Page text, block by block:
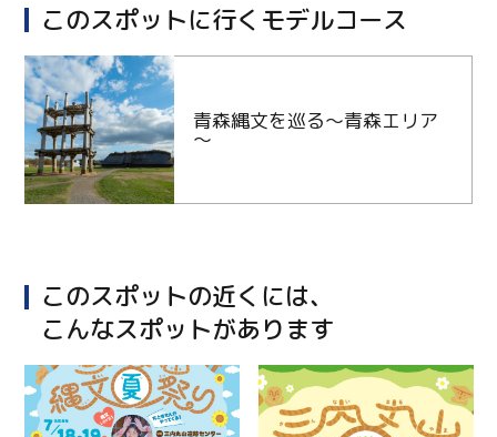
このスポットに行くモデルコース
青森縄文を巡る～青森エリア
～
このスポットの近くには、
こんなスポットがあります